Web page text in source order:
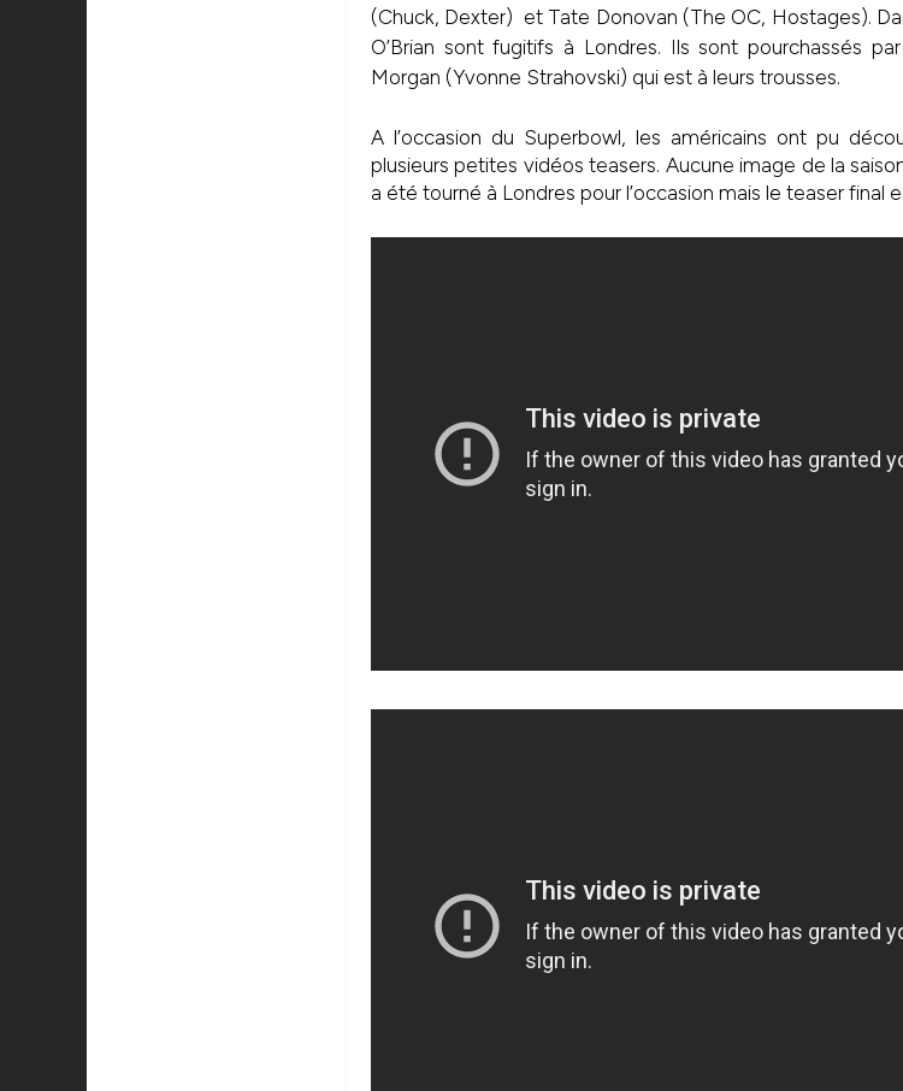
(Chuck, Dexter) et Tate Donovan (The OC, Hostages).
O’Brian sont fugitifs à Londres. Ils sont pourchassés
Morgan (Yvonne Strahovski) qui est à leurs trousses.
A l’occasion du Superbowl, les américains ont pu
plusieurs petites vidéos teasers. Aucune image de la
a été tourné à Londres pour l’occasion mais le teaser final